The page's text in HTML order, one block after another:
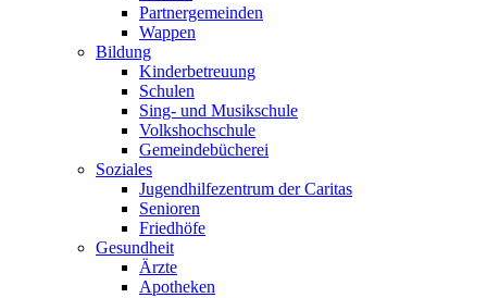
Partnergemeinden
Wappen
Bildung
Kinderbetreuung
Schulen
Sing- und Musikschule
Volkshochschule
Gemeindebücherei
Soziales
Jugendhilfezentrum der Caritas
Senioren
Friedhöfe
Gesundheit
Ärzte
Apotheken